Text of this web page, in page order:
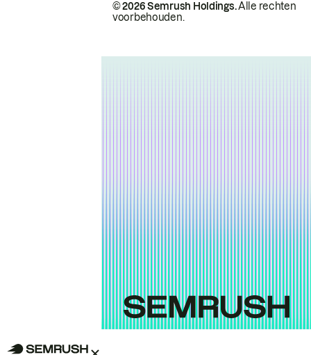
© 2026 Semrush Holdings.Alle rechten
voorbehouden.